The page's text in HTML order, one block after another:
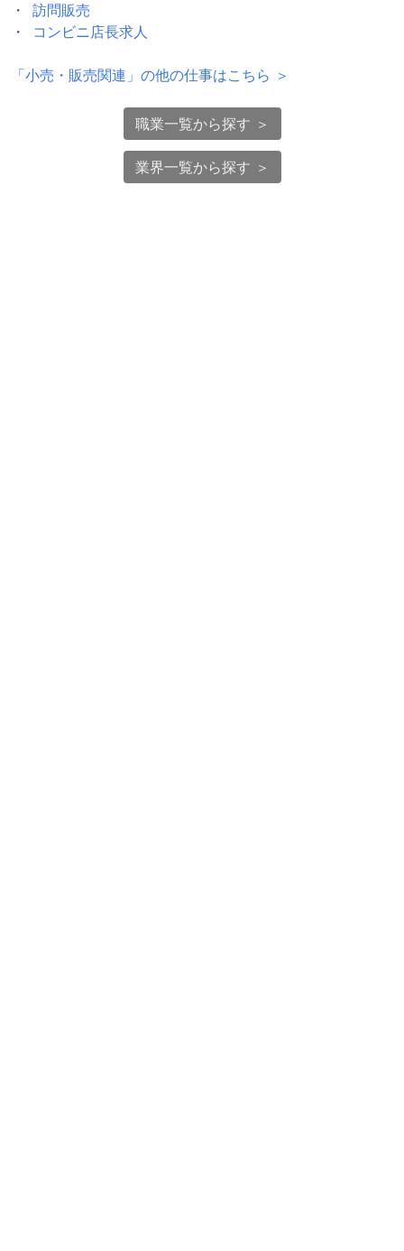
訪問販売
コンビニ店長求人
「小売・販売関連 」の他の仕事はこちら ＞
職業一覧から探す ＞
業界一覧から探す ＞